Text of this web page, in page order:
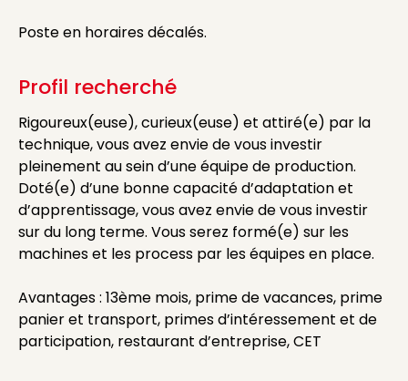
Poste en horaires décalés.
Profil recherché
Rigoureux(euse), curieux(euse) et attiré(e) par la
technique, vous avez envie de vous investir
pleinement au sein d’une équipe de production.
Doté(e) d’une bonne capacité d’adaptation et
d’apprentissage, vous avez envie de vous investir
sur du long terme. Vous serez formé(e) sur les
machines et les process par les équipes en place.
Avantages : 13ème mois, prime de vacances, prime
panier et transport, primes d’intéressement et de
participation, restaurant d’entreprise, CET